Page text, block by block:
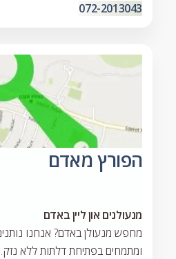
072-2013043
הפורץ מאדם
מנעולנים און ליין באדם
ומתמחים בפתיחת דלתות ללא נזק.